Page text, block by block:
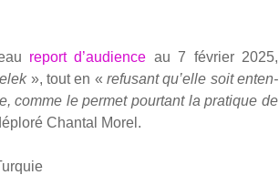
report d’audience au 7 février 2025,
», tout en « refu­sant qu’elle soit enten­
comme le per­met pour­tant la pra­tique de
Chan­tal Morel.